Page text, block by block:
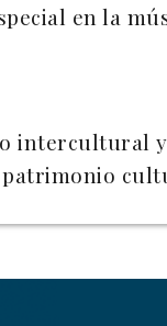
en la
intercultural y
patrimonio